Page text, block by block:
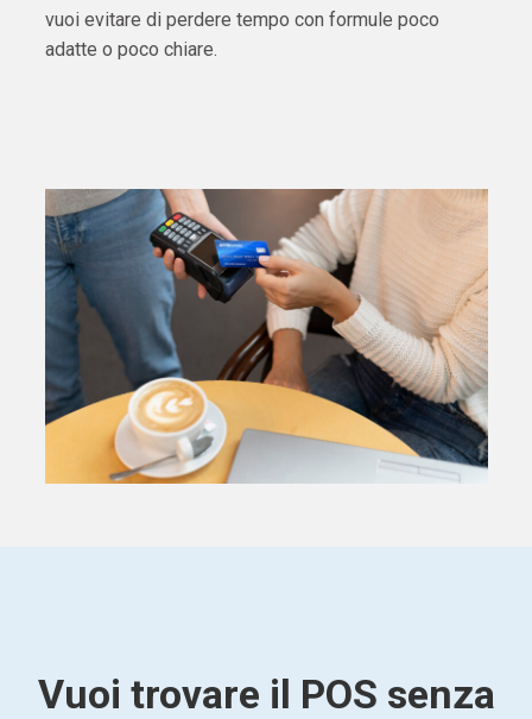
vuoi evitare di perdere tempo con formule poco
adatte o poco chiare.
Vuoi trovare il POS senza